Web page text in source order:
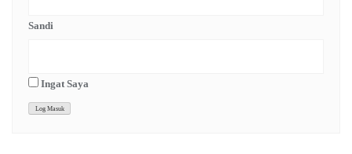
Sandi
Ingat Saya